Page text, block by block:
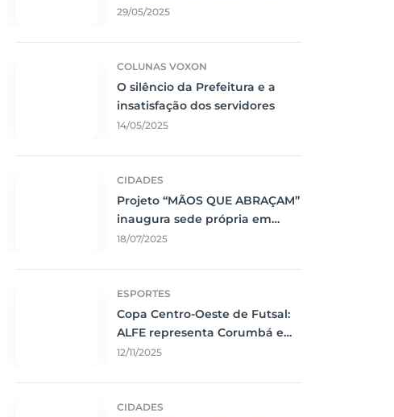
rede de segurança
29/05/2025
COLUNAS VOXON
O silêncio da Prefeitura e a
insatisfação dos servidores
14/05/2025
CIDADES
Projeto “MÃOS QUE ABRAÇAM”
inaugura sede própria em
Corumbá
18/07/2025
ESPORTES
Copa Centro-Oeste de Futsal:
ALFE representa Corumbá e
faz jogo emocionante contra o
12/11/2025
CIDADES